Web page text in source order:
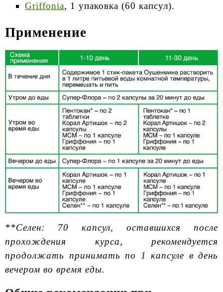
Griffonia, 1 упаковка (60 капсул).
Применение
**Селен: 70 капсул, оставшихся после
прохождения курса, рекомендуется
продолжать принимать по 1 капсуле в день
вечером во время еды.